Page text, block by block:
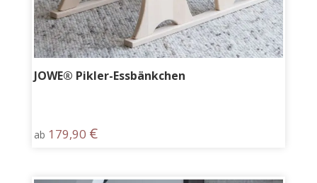
JOWE® Pikler-Essbänkchen
ab 179,90 €